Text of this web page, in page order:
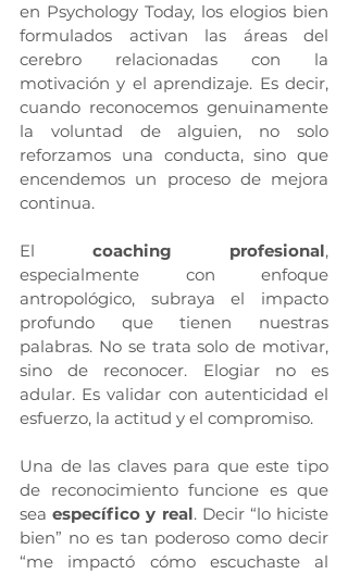
en Psychology Today, los elogios bien
formulados activan las áreas del
cerebro relacionadas con la
motivación y el aprendizaje. Es decir,
cuando reconocemos genuinamente
la voluntad de alguien, no solo
reforzamos una conducta, sino que
encendemos un proceso de mejora
continua.
El coaching profesional,
especialmente con enfoque
antropológico, subraya el impacto
profundo que tienen nuestras
palabras. No se trata solo de motivar,
sino de reconocer. Elogiar no es
adular. Es validar con autenticidad el
esfuerzo, la actitud y el compromiso.
Una de las claves para que este tipo
de reconocimiento funcione es que
sea específico y real. Decir “lo hiciste
bien” no es tan poderoso como decir
“me impactó cómo escuchaste al